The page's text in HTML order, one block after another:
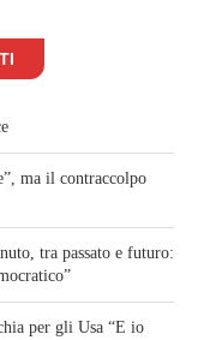
ma il contraccolpo
tra passato e futuro:
per gli Usa “E io